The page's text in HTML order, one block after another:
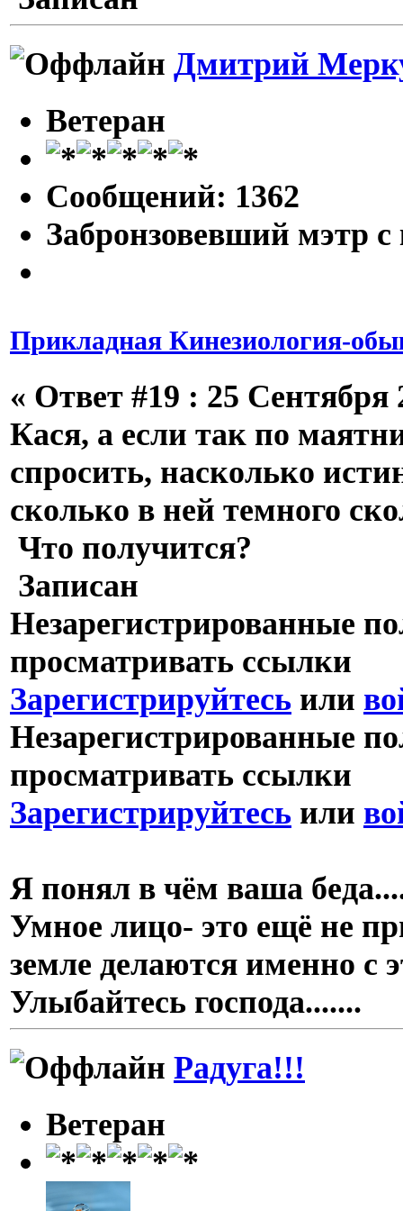
Дмитрий
Ветеран
Сообщений: 1362
Забронзовевший мэтр
Прикладная Кинезиология-
« Ответ #19 : 25 Сентября
Кася, а если так по
спросить, насколько
сколько в ней темного
Что получится?
Записан
Незарегистрированные
просматривать ссылки
Зарегистрируйтесь или
Незарегистрированные
просматривать ссылки
Зарегистрируйтесь или
Я понял в чём ваша
Умное лицо- это ещё не
земле делаются именно
Улыбайтесь господа.......
Радуга!!!
Ветеран